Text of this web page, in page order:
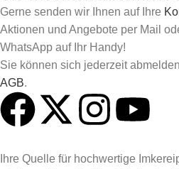
Gerne senden wir Ihnen auf Ihre
Aktionen und Angebote per Mail
WhatsApp auf Ihr Handy!
Sie können sich jederzeit
AGB.
Ihre Quelle für hochwertige